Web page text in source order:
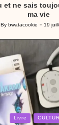
et ne sais
ma vie
Posted
By bwatacookie 19
Livre